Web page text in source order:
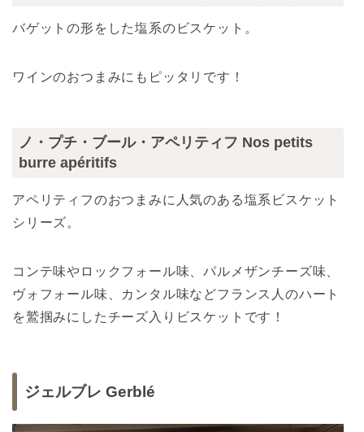
バゲットの形をした塩系のビスケット。
ワインのおつまみにもピッタリです！
ノ・プチ・ブール・アペリティフ Nos petits
burre apéritifs
アペリティフのおつまみに人気のある塩系ビスケット
シリーズ。
コンテ味やロックフォール味、パルメザンチーズ味、
ヴォフォール味、カンタル味などフランス人のハート
を鷲掴みにしたチーズ入りビスケットです！
ジェルブレ Gerblé